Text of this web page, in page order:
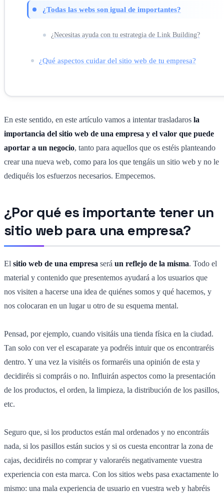
¿Todas las webs son igual de importantes?
¿Necesitas ayuda con tu estrategia de Link Building?
¿Qué aspectos cuidar del sitio web de tu empresa?
En este sentido, en este artículo vamos a intentar trasladaros la
importancia del sitio web de una empresa y el valor que puede
aportar a un negocio, tanto para aquellos que os estéis planteando
crear una nueva web, como para los que tengáis un sitio web y no le
dediquéis los esfuerzos necesarios. Empecemos.
¿Por qué es importante tener un
sitio web para una empresa?
El sitio web de una empresa será un reflejo de la misma. Todo el
material y contenido que presentemos ayudará a los usuarios que
nos visiten a hacerse una idea de quiénes somos y qué hacemos, y
nos colocaran en un lugar u otro de su esquema mental.
Pensad, por ejemplo, cuando visitáis una tienda física en la ciudad.
Tan solo con ver el escaparate ya podréis intuir que os encontraréis
dentro. Y una vez la visitéis os formaréis una opinión de esta y
decidiréis si compráis o no. Influirán aspectos como la presentación
de los productos, el orden, la limpieza, la distribución de los pasillos,
etc.
Seguro que, si los productos están mal ordenados y no encontráis
nada, si los pasillos están sucios y si os cuesta encontrar la zona de
cajas, decidiréis no comprar y valoraréis negativamente vuestra
experiencia con esta marca. Con los sitios webs pasa exactamente lo
mismo: una mala experiencia de usuario en vuestra web y habréis